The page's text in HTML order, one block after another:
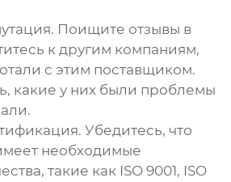
Поищите отзывы в
к другим компаниям,
с этим поставщиком.
какие у них были проблемы
Убедитесь, что
необходимые
такие как ISO 9001, ISO